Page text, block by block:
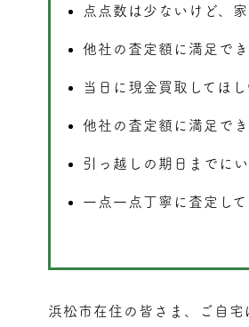
点点数は少ないけど、
他社の査定額に満⾜で
当日に現金買取してほし
他社の査定額に満⾜で
引っ越しの期⽇までに
⼀点⼀点丁寧に査定し
浜松市在住の皆さま、ご自